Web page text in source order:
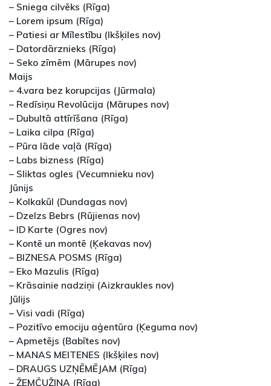
– Sniega cilvēks (Rīga)
– Lorem ipsum (Rīga)
– Patiesi ar Mīlestību (Ikšķiles nov)
– Datordārznieks (Rīga)
– Seko zīmēm (Mārupes nov)
Maijs
– 4.vara bez korupcijas (Jūrmala)
– Redīsiņu Revolūcija (Mārupes nov)
– Dubultā attīrīšana (Rīga)
– Laika cilpa (Rīga)
– Pūra lāde vaļā (Rīga)
– Labs bizness (Rīga)
– Sliktas ogles (Vecumnieku nov)
Jūnijs
– Kolkakūl (Dundagas nov)
– Dzelzs Bebrs (Rūjienas nov)
– ID Karte (Ogres nov)
– Kontē un montē (Ķekavas nov)
– BIZNESA POSMS (Rīga)
– Eko Mazulis (Rīga)
– Krāsainie nadziņi (Aizkraukles nov)
Jūlijs
– Visi vadi (Rīga)
– Pozitīvo emociju aģentūra (Ķeguma nov)
– Apmetējs (Babītes nov)
– MANAS MEITENES (Ikšķiles nov)
– DRAUGS UZŅĒMĒJAM (Rīga)
– ŽEMČUŽINA (Rīga)